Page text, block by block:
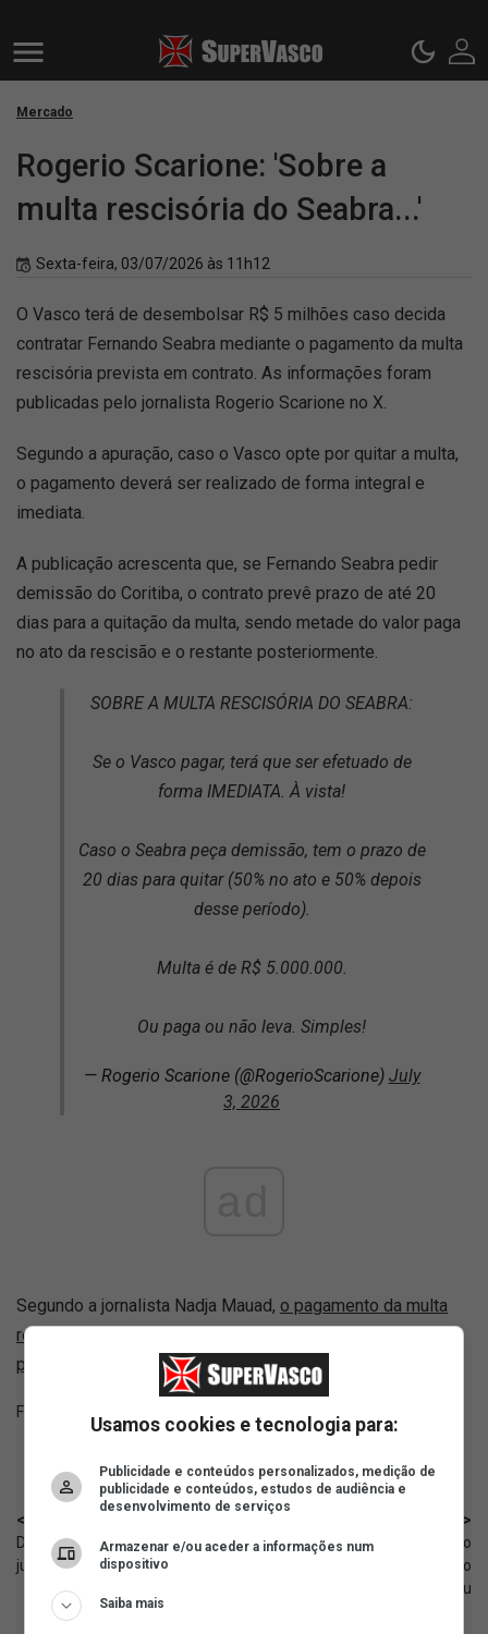
Mercado
Rogerio Scarione: 'Sobre a
multa rescisória do Seabra...'
Sexta-feira, 03/07/2026 às 11h12
O Vasco terá de desembolsar R$ 5 milhões caso decida
contratar Fernando Seabra mediante o pagamento da multa
rescisória prevista em contrato. As informações foram
publicadas pelo jornalista Rogerio Scarione no X.
Segundo a apuração, caso o Vasco opte por quitar a multa,
o pagamento deverá ser realizado de forma integral e
imediata.
A publicação acrescenta que, se Fernando Seabra pedir
demissão do Coritiba, o contrato prevê prazo de até 20
dias para a quitação da multa, sendo metade do valor paga
no ato da rescisão e o restante posteriormente.
SOBRE A MULTA RESCISÓRIA DO SEABRA:
Se o Vasco pagar, terá que ser efetuado de
forma IMEDIATA. À vista!
Caso o Seabra peça demissão, tem o prazo de
20 dias para quitar (50% no ato e 50% depois
desse período).
Multa é de R$ 5.000.000.
Ou paga ou não leva. Simples!
— Rogerio Scarione (@RogerioScarione) July
3, 2026
Segundo a jornalista Nadja Mauad, o pagamento da multa
rescisória será feito, mesmo que seja pelo empresário ou
pelo treinador
Fonte:
< Anterior
Defesa jurídica da recuperação
judicial do Vasco sofre mudança
Próximo >
Corujão Vascaíno: Negociação
para pagamento da multa do
Seabra avançou
Usamos cookies e tecnologia para:
Publicidade e conteúdos personalizados, medição de
publicidade e conteúdos, estudos de audiência e
desenvolvimento de serviços
Armazenar e/ou aceder a informações num
dispositivo
Saiba mais